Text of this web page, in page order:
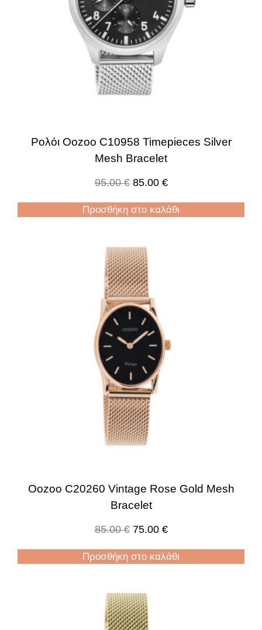
Ρολόι Oozoo C10958 Timepieces Silver
Mesh Bracelet
95.00€ 85.00 €
Προσθήκη στο καλάθι
Oozoo C20260 Vintage Rose Gold Mesh
Bracelet
85.00€ 75.00 €
Προσθήκη στο καλάθι